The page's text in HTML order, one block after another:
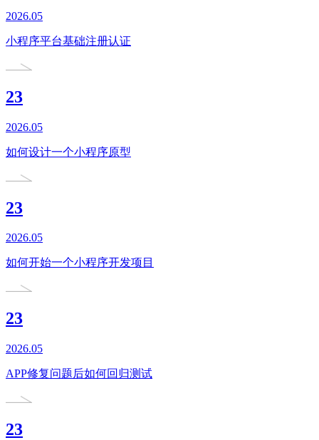
2026.05
小程序平台基础注册认证
23
2026.05
如何设计一个小程序原型
23
2026.05
如何开始一个小程序开发项目
23
2026.05
APP修复问题后如何回归测试
23